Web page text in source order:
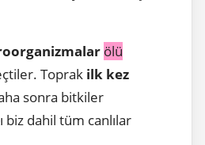
ölü
Toprak ilk kez
sonra bitkiler
biz dahil tüm canlılar